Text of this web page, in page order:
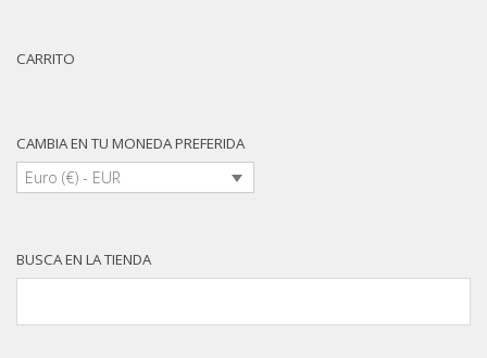
CARRITO
CAMBIA EN TU MONEDA PREFERIDA
Euro (€) - EUR
BUSCA EN LA TIENDA